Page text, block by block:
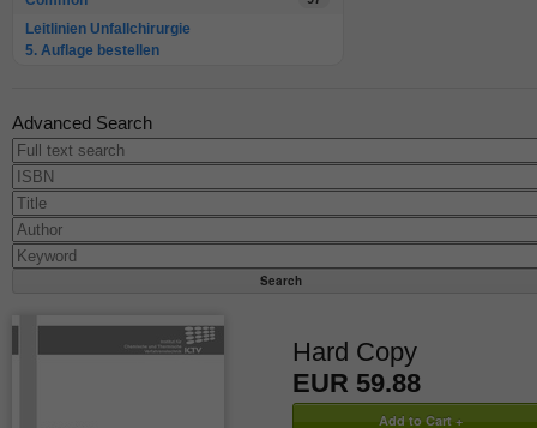
Leitlinien Unfallchirurgie
5. Auflage bestellen
Advanced Search
Hard Copy
EUR 59.88